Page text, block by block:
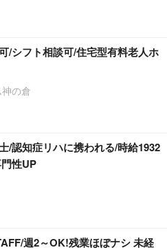
/シフト相談可/住宅型有料老人ホ
の倉
/認知症リハに携われる/時給1932
性UP
週2～OK!残業ほぼナシ 未経